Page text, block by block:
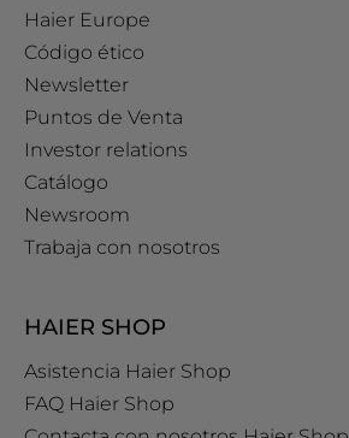
Haier Europe
Código ético
Newsletter
Puntos de Venta
Investor relations
Catálogo
Newsroom
Trabaja con nosotros
HAIER SHOP
Asistencia Haier Shop
FAQ Haier Shop